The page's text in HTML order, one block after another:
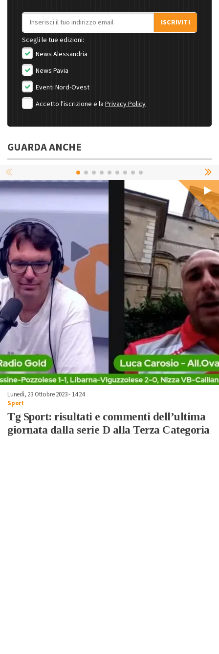
Indirizzo email
ISCRIVITI
Scegli le tue edizioni:
News Alessandria
News Pavia
Eventi Nord-Ovest
Accetto l'iscrizione e la Privacy Policy
GUARDA ANCHE
Lunedì, 23 Ottobre 2023 - 14:24
Sport
Tg Sport: risultati e commenti dell’ultima
giornata dalla serie D alla Terza Categoria